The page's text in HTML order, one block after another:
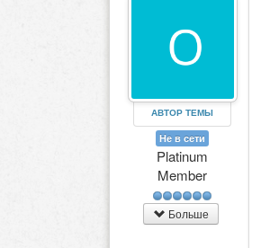
АВТОР ТЕМЫ
Не в сети
Platinum
Member
Больше